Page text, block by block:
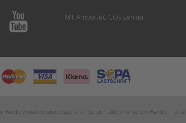
Mit Ampertec CO2 senken
sind, registrieren Sie sich bitte in unserem Händler-Portal